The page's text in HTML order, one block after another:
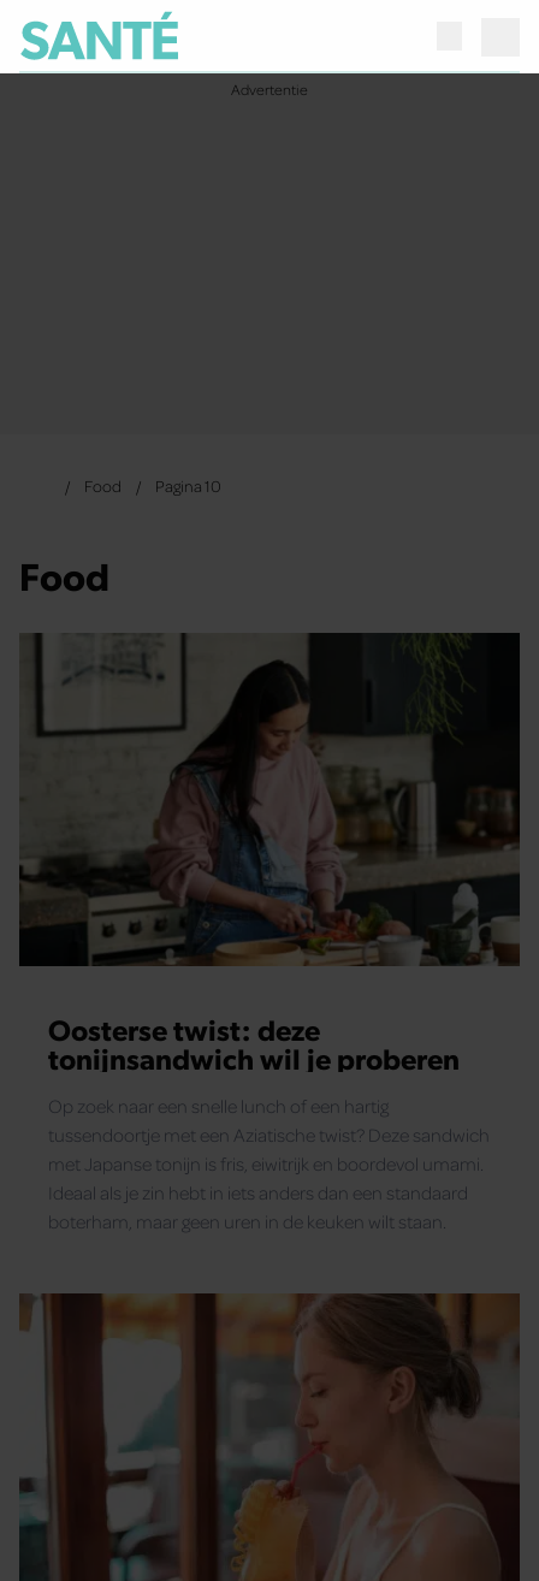
Food Pagina 10
Food
Oosterse twist: deze
tonijnsandwich wil je proberen
Op zoek naar een snelle lunch of een hartig
tussendoortje met een Aziatische twist? Deze sandwich
met Japanse tonijn is fris, eiwitrijk en boordevol umami.
Ideaal als je zin hebt in iets anders dan een standaard
boterham, maar geen uren in de keuken wilt staan.